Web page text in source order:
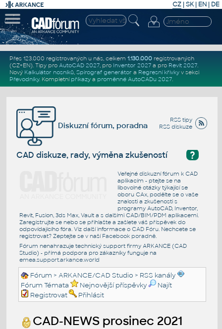
CZ | SK| EN | DE
Přes 123.000 registrovaných u nás, celkem 1.130.000registrovaných
(CZ+EN). Tipy pro AutoCAD 2027, pro Inventor 2027a pro Revit 2027.
Nový Kalkulátor nosníků, Spirograf generátor a Regresní křivkyv sekci
Převodníky. Kompletní příkazya proměnné AutoCADu 2027.
RSS tipy
RSS diskuze
Diskuzní fórum, poradna
?
CAD diskuze, rady, výměna zkušeností
Veřejné diskuzní fórum k CAD
aplikacím - ptejte se na
libovolné otázky týkající se
oboru CAx, podělte se o vaše
znalosti a zkušenosti s
programy AutoCAD, Inventor,
Revit, Fusion, 3ds Max, Vault a s dalšími CAD/BIM/PDM aplikacemi.
Zaregistrujte se nebo se přihlašte a zašlete váš příspěvek do
odpovídajícího fóra. Viz další informace o CAD Fóru. Nechcete se
registrovat? Zeptejte se v naší Facebook poradně.
Fórum nenahrazuje technický support firmy ARKANCE (CAD
Studio) - přímá podpora pro zákazníky funguje na
emea.support.arkance.world
Fórum >ARKANCE/CAD Studio > RSS kanály
Fórum Témata
Nejnovější příspěvky
Najít
Registrovat
Přihlásit
CAD-NEWS prosinec 2021